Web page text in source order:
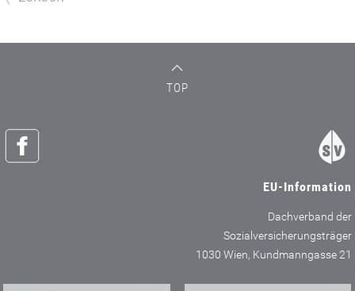
TOP
EU-Information
Dachverband der
Sozialversicherungsträger
1030 Wien, Kundmanngasse 21